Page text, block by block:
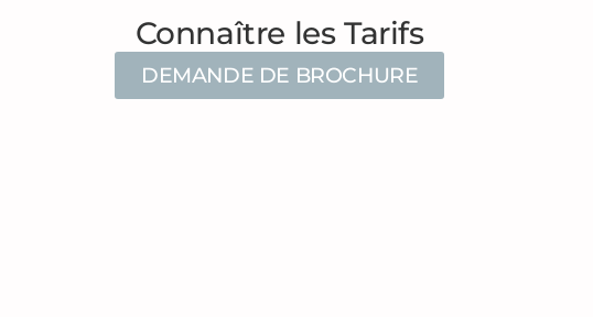
Connaître les Tarifs
DEMANDE DE BROCHURE